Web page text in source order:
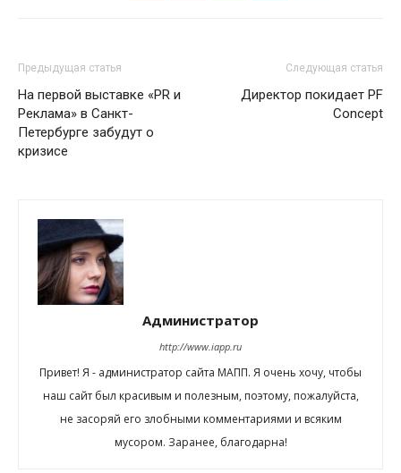
Предыдущая статья
На первой выставке «PR и
Реклама» в Санкт-
Петербурге забудут о
кризисе
Следующая статья
Директор покидает PF
Concept
Администратор
http://www.iapp.ru
Привет! Я - администратор сайта МАПП. Я очень хочу, чтобы
наш сайт был красивым и полезным, поэтому, пожалуйста,
не засоряй его злобными комментариями и всяким
мусором. Заранее, благодарна!